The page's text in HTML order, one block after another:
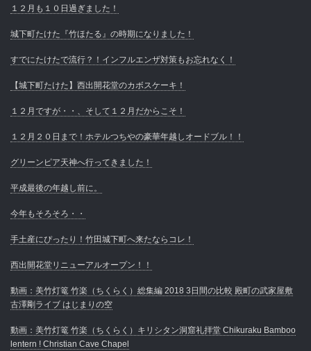
１２月も１０日過ぎました！
城下町たけた『竹ほたる』の時期になりました！
すでにたけたで流行？！インフルエンザ対策もお忘れなく！
【城下町たけた】西出開花堂のカボスケーキ！
１２月ですが・・、そして１２月だからこそ！
１２月２０日まで！ホテルつちやの豪華年越しオードブル！！
グリーンピア天神へ行ってきました！
平成最後の年越し前に。
今年もそろそろ・・
手土産にぴったり！竹田城下町へ来たならコレ！
西出開花堂リニューアルオープン！！
動画：美竹灯篭 竹楽（ちくらく）総集編 2018 3日間の比較 殿町の武家屋敷
古澤剛ライブ はじまりの空
動画：美竹灯篭 竹楽（ちくらく）キリシタン洞窟礼拝堂 Chikuraku Bamboo
lentern ! Christian Cave Chapel